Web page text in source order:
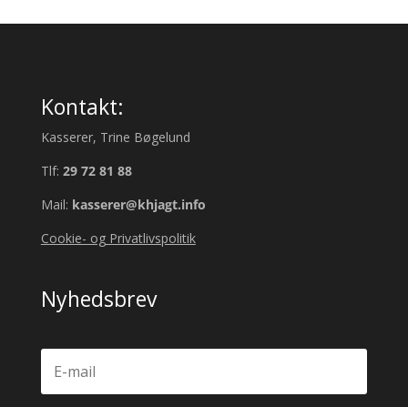
Kontakt:
Kasserer, Trine Bøgelund
Tlf: 29 72 81 88
Mail: kasserer@khjagt.info
Cookie- og Privatlivspolitik
Nyhedsbrev